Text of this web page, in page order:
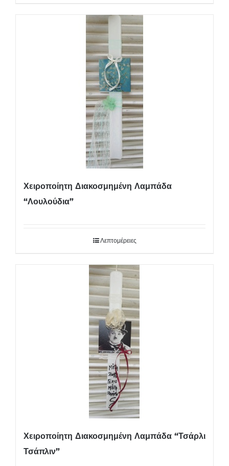
Χειροποίητη Διακοσμημένη Λαμπάδα
“Λουλούδια”
Λεπτομέρειες
Χειροποίητη Διακοσμημένη Λαμπάδα “Τσάρλι
Τσάπλιν”